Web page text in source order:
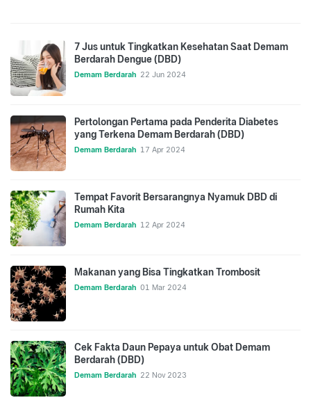
7 Jus untuk Tingkatkan Kesehatan Saat Demam
Berdarah Dengue (DBD)
Demam Berdarah 22 Jun 2024
Pertolongan Pertama pada Penderita Diabetes
yang Terkena Demam Berdarah (DBD)
Demam Berdarah 17 Apr 2024
Tempat Favorit Bersarangnya Nyamuk DBD di
Rumah Kita
Demam Berdarah 12 Apr 2024
Makanan yang Bisa Tingkatkan Trombosit
Demam Berdarah 01 Mar 2024
Cek Fakta Daun Pepaya untuk Obat Demam
Berdarah (DBD)
Demam Berdarah 22 Nov 2023